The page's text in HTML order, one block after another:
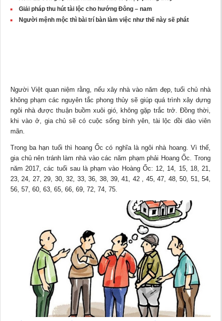
Giải pháp thu hút tài lộc cho hướng Đông – nam
Người mệnh mộc thì bài trí bàn làm việc như thế này sẽ phát
Người Việt quan niệm rằng, nếu xây nhà vào năm đẹp, tuổi chủ nhà
không phạm các nguyên tắc phong thủy sẽ giúp quá trình xây dựng
ngôi nhà được thuận buồm xuôi gió, không gặp trắc trở. Đồng thời,
khi vào ở, gia chủ sẽ có cuộc sống bình yên, tài lộc dồi dào viên
mãn.
Trong ba hạn tuổi thì hoang Ốc có nghĩa là ngôi nhà hoang. Vì thế,
gia chủ nên tránh làm nhà vào các năm phạm phải Hoang Ốc. Trong
năm 2017, các tuổi sau là phạm vào Hoàng Ốc: 12, 14, 15, 18, 21,
23, 24, 27, 29, 30, 32, 33, 36, 38, 39, 41, 42 , 45, 47, 48, 50, 51, 54,
56, 57, 60, 63, 65, 66, 69, 72, 74, 75.